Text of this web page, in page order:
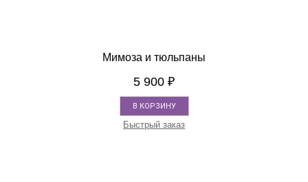
Мимоза и тюльпаны
5 900 ₽
В КОРЗИНУ
Быстрый заказ